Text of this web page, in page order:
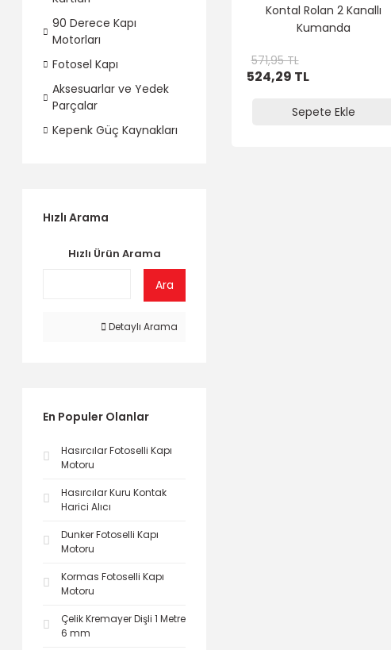
90 Derece Kapı
Motorları
Fotosel Kapı
Aksesuarlar ve Yedek
Parçalar
Kepenk Güç Kaynakları
Hızlı Arama
Hızlı Ürün Arama
Ara
Detaylı Arama
En Populer Olanlar
Hasırcılar Fotoselli Kapı
Motoru
Hasırcılar Kuru Kontak
Harici Alıcı
Dunker Fotoselli Kapı
Motoru
Kormas Fotoselli Kapı
Motoru
Çelik Kremayer Dişli 1 Metre
6 mm
Kontal Rolan 2 Kanallı
Kumanda
571,95 TL
524,29 TL
Sepete Ekle